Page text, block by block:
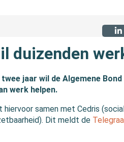
duizenden
twee jaar wil de Algemene
werk helpen.
hiervoor samen met Cedris
Dit meldt de